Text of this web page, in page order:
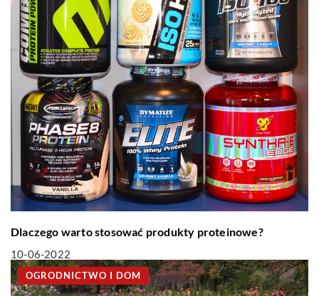
Dlaczego warto stosować produkty proteinowe?
10-06-2022
OGRODNICTWO I DOM